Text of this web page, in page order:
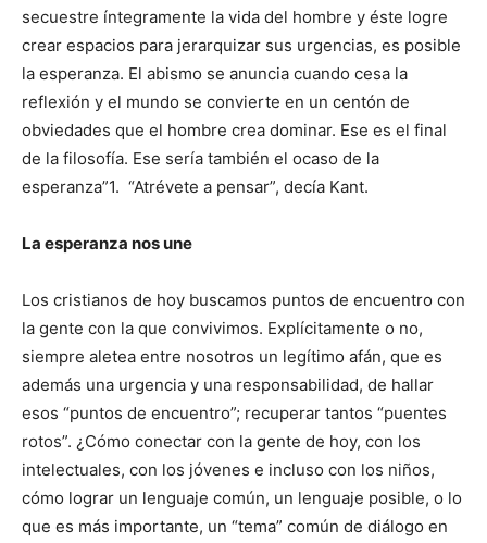
secuestre íntegramente la vida del hombre y éste logre
crear espacios para jerarquizar sus urgencias, es posible
la esperanza. El abismo se anuncia cuando cesa la
reflexión y el mundo se convierte en un centón de
obviedades que el hombre crea dominar. Ese es el final
de la filosofía. Ese sería también el ocaso de la
esperanza”1. “Atrévete a pensar”, decía Kant.
La esperanza nos une
Los cristianos de hoy buscamos puntos de encuentro con
la gente con la que convivimos. Explícitamente o no,
siempre aletea entre nosotros un legítimo afán, que es
además una urgencia y una responsabilidad, de hallar
esos “puntos de encuentro”; recuperar tantos “puentes
rotos”. ¿Cómo conectar con la gente de hoy, con los
intelectuales, con los jóvenes e incluso con los niños,
cómo lograr un lenguaje común, un lenguaje posible, o lo
que es más importante, un “tema” común de diálogo en